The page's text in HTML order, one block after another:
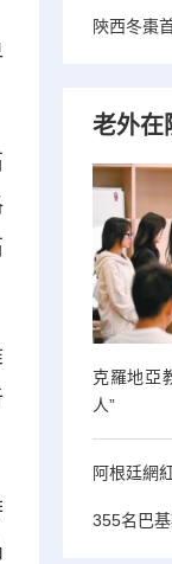
陝西冬棗
老外在
克羅地亞
人”
阿根廷網
355名巴